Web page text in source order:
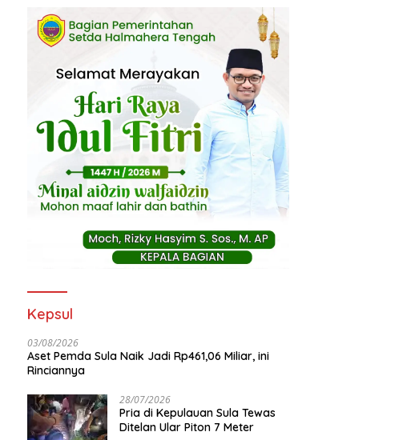
Kepsul
03/08/2026
Aset Pemda Sula Naik Jadi Rp461,06 Miliar, ini
Rinciannya
28/07/2026
Pria di Kepulauan Sula Tewas
Ditelan Ular Piton 7 Meter